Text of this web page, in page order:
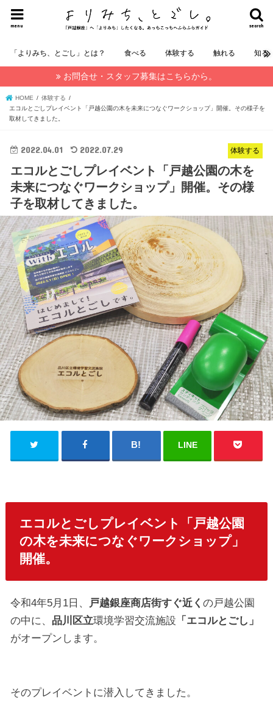
search
menu
「よりみち、とごし」とは？ 食べる 体験する 触れる 知る
お問合せ・スタッフ募集はこちらから。
HOME
体験する
エコルとごしプレイベント「戸越公園の木を未来につなぐワークショップ」開催。その様子を
取材してきました。
体験する
2022.04.01 2022.07.29
エコルとごしプレイベント「戸越公園の木を
未来につなぐワークショップ」開催。その様
子を取材してきました。
LINE
エコルとごしプレイベント「戸越公園
の木を未来につなぐワークショップ」
開催。
令和4年5月1日、 戸越銀座商店街すぐ近く の戸越公園
の中に、 品川区立環境学習交流施設 「エコルとごし」
がオープンします。
そのプレイベントに潜入してきました。